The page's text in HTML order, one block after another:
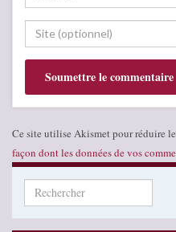
Ce site utilise Akismet pour réduire
façon dont les données de vos
Search for: